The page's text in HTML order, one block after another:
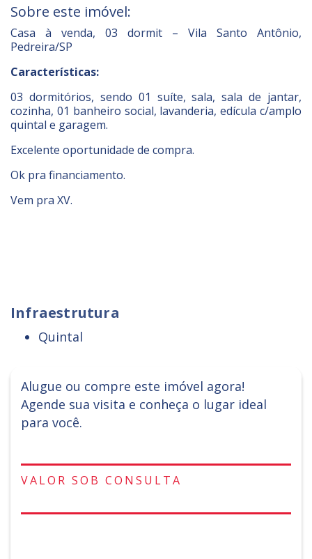
Sobre este imóvel:
Casa à venda, 03 dormit – Vila Santo Antônio,
Pedreira/SP
Características:
03 dormitórios, sendo 01 suíte, sala, sala de jantar,
cozinha, 01 banheiro social, lavanderia, edícula c/amplo
quintal e garagem.
Excelente oportunidade de compra.
Ok pra financiamento.
Vem pra XV.
Infraestrutura
Quintal
Alugue ou compre este imóvel agora!
Agende sua visita e conheça o lugar ideal
para você.
VALOR SOB CONSULTA